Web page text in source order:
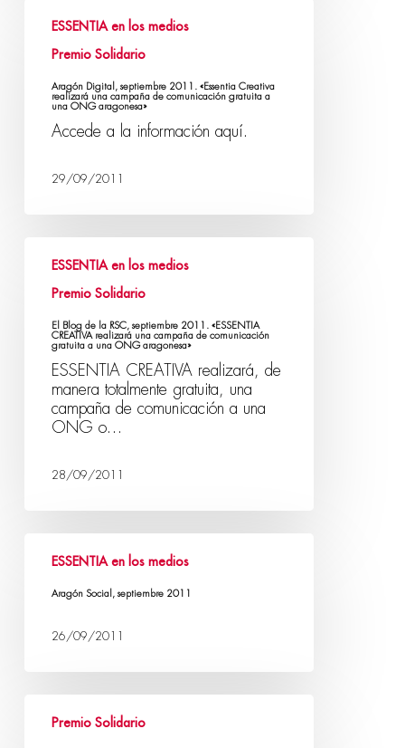
ESSENTIA en los medios
Premio Solidario
Aragón Digital, septiembre 2011. «Essentia Creativa
realizará una campaña de comunicación gratuita a
una ONG aragonesa»
Accede a la información aquí.
29/09/2011
ESSENTIA en los medios
Premio Solidario
El Blog de la RSC, septiembre 2011. «ESSENTIA
CREATIVA realizará una campaña de comunicación
gratuita a una ONG aragonesa»
ESSENTIA CREATIVA realizará, de
manera totalmente gratuita, una
campaña de comunicación a una
ONG o…
28/09/2011
ESSENTIA en los medios
Aragón Social, septiembre 2011
26/09/2011
Premio Solidario